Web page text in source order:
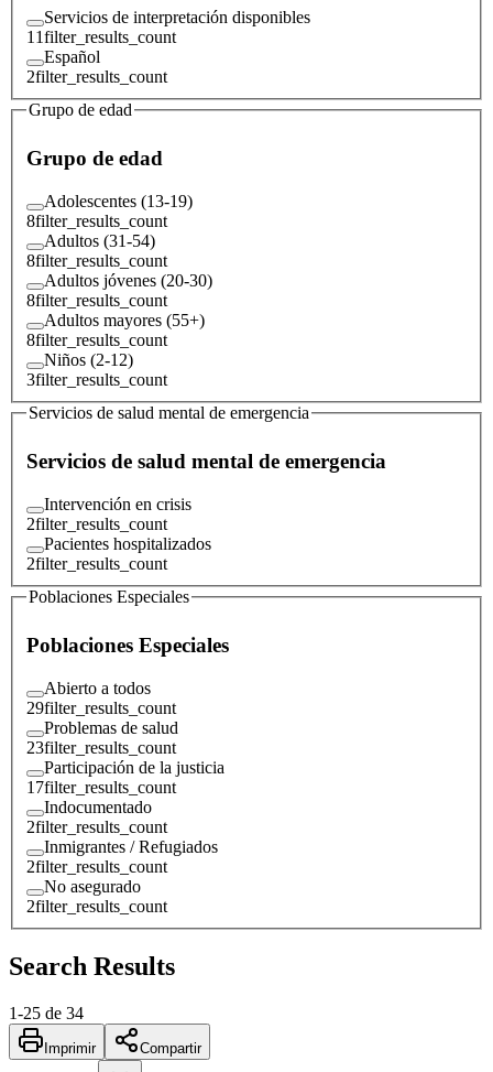
Servicios de interpretación disponibles
11filter_results_count
Español
2filter_results_count
Grupo de edad
Grupo de edad
Adolescentes (13-19)
8filter_results_count
Adultos (31-54)
8filter_results_count
Adultos jóvenes (20-30)
8filter_results_count
Adultos mayores (55+)
8filter_results_count
Niños (2-12)
3filter_results_count
Servicios de salud mental de emergencia
Servicios de salud mental de emergencia
Intervención en crisis
2filter_results_count
Pacientes hospitalizados
2filter_results_count
Poblaciones Especiales
Poblaciones Especiales
Abierto a todos
29filter_results_count
Problemas de salud
23filter_results_count
Participación de la justicia
17filter_results_count
Indocumentado
2filter_results_count
Inmigrantes / Refugiados
2filter_results_count
No asegurado
2filter_results_count
Search Results
1-25 de 34
Imprimir Compartir